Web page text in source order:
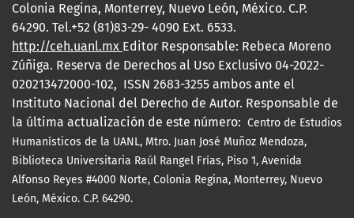
Colonia Regina, Monterrey, Nuevo León, México. C.P.
64290. Tel.+52 (81)83-29- 4090 Ext. 6533.
http://ceh.uanl.mx Editor Responsable: Rebeca Moreno
Zúñiga. Reserva de Derechos al Uso Exclusivo 04-2022-
020213472000-102, ISSN 2683-3255 ambos ante el
Instituto Nacional del Derecho de Autor. Responsable de
la última actualización de este número: Centro de Estudios
Humanísticos de la UANL, Mtro. Juan José Muñoz Mendoza,
Biblioteca Universitaria Raúl Rangel Frías, Piso 1, Avenida
Alfonso Reyes #4000 Norte, Colonia Regina, Monterrey, Nuevo
León, México. C.P. 64290.